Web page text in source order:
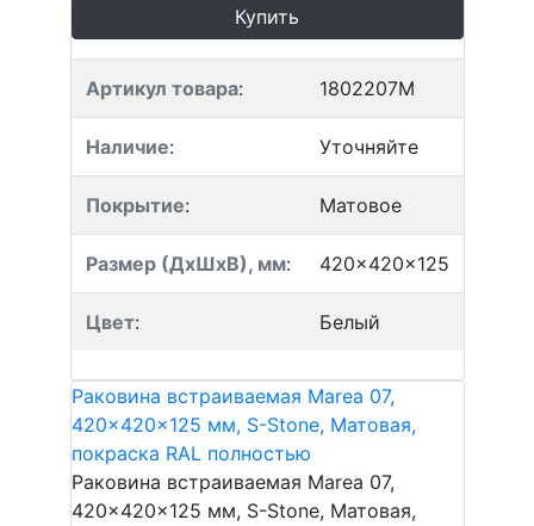
Купить
Артикул товара: 1802207M
Наличие: Уточняйте
Покрытие: Матовое
Размер (ДхШхВ), мм: 420x420x125
Цвет: Белый
Раковина встраиваемая Marea 07,
420x420x125 мм, S-Stone, Матовая,
покраска RAL полностью
Раковина встраиваемая Marea 07,
420x420x125 мм, S-Stone, Матовая,